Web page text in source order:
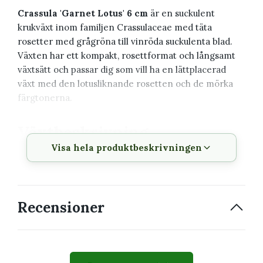
Crassula 'Garnet Lotus' 6 cm är en suckulent
krukväxt inom familjen Crassulaceae med täta
rosetter med grågröna till vinröda suckulenta blad.
Växten har ett kompakt, rosettformat och långsamt
växtsätt och passar dig som vill ha en lättplacerad
växt med den lotusliknande rosetten och de mörka
färgtonerna.
Växtbeskrivning
Vetenskapligt
Crassula 'Garnet Lotus'
Visa hela produktbeskrivningen
Recensioner